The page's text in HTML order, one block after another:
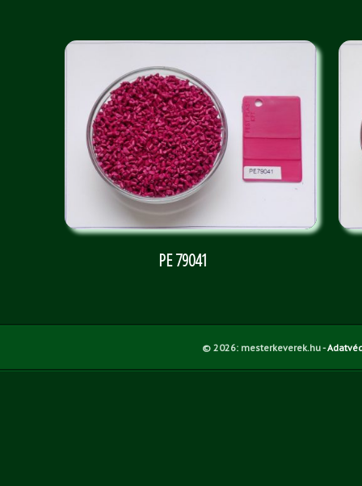
PE 79041
© 2026: mesterkeverek.hu -